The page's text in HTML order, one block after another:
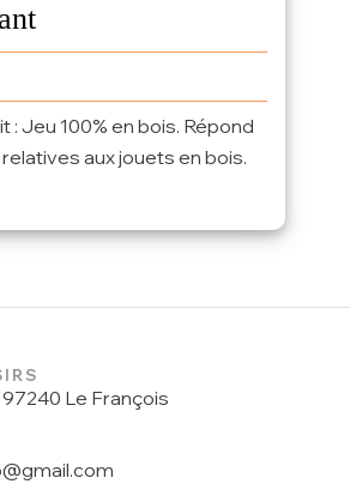
Jeu 100% en bois. Répond
aux jouets en bois.
Le François